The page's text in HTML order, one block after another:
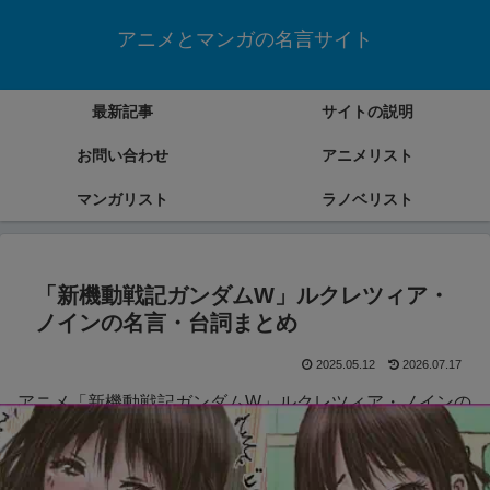
アニメとマンガの名言サイト
最新記事 サイトの説明
お問い合わせ アニメリスト
マンガリスト ラノベリスト
「新機動戦記ガンダムW」ルクレツィア・
ノインの名言・台詞まとめ
2025.05.12 2026.07.17
アニメ「新機動戦記ガンダムW」ルクレツィア・ノインの
名言・台詞をまとめていきます。